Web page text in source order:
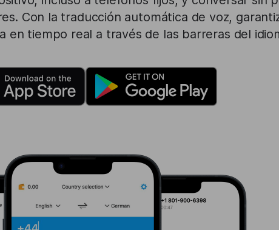
Con la traducción automática de voz,
en tiempo real a través de las barreras del